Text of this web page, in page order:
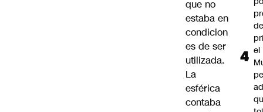
que no
estaba en
condicion
es de ser
utilizada.
La
esférica
contaba
de
el